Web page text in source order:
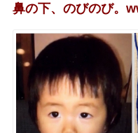
鼻の下、のびのび。